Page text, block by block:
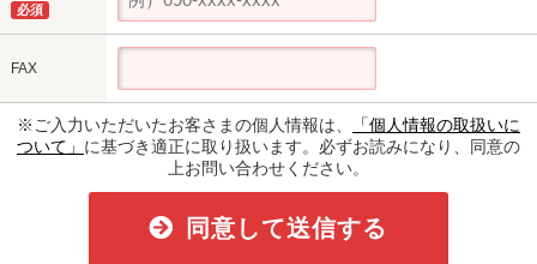
必須
FAX
※ご入力いただいたお客さまの個人情報は、
「個人情報の取扱いに
ついて」 に基づき適正に取り扱います。必ずお読みになり、同意の
上お問い合わせください。
同意して送信する